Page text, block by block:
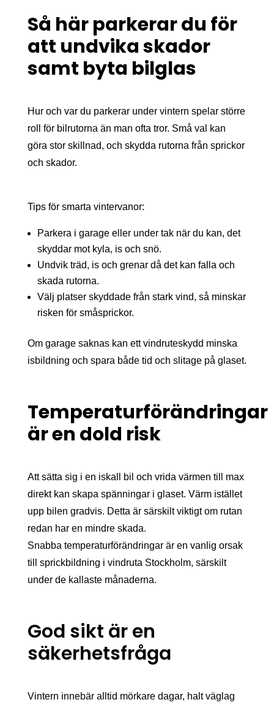
Så här parkerar du för
att undvika skador
samt byta bilglas
Hur och var du parkerar under vintern spelar större
roll för bilrutorna än man ofta tror. Små val kan
göra stor skillnad, och skydda rutorna från sprickor
och skador.
Tips för smarta vintervanor:
Parkera i garage eller under tak när du kan, det
skyddar mot kyla, is och snö.
Undvik träd, is och grenar då det kan falla och
skada rutorna.
Välj platser skyddade från stark vind, så minskar
risken för småsprickor.
Om garage saknas kan ett vindruteskydd minska
isbildning och spara både tid och slitage på glaset.
Temperaturförändringar
är en dold risk
Att sätta sig i en iskall bil och vrida värmen till max
direkt kan skapa spänningar i glaset. Värm istället
upp bilen gradvis. Detta är särskilt viktigt om rutan
redan har en mindre skada.
Snabba temperaturförändringar är en vanlig orsak
till sprickbildning i vindruta Stockholm, särskilt
under de kallaste månaderna.
God sikt är en
säkerhetsfråga
Vintern innebär alltid mörkare dagar, halt väglag